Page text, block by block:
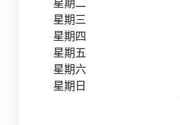
星期二
星期三
星期四
星期五
星期六
星期日